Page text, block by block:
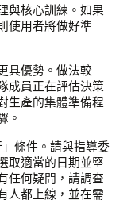
與核心訓練。如果
使用者將做好準
具優勢。做法較
成員正在評估決策
生產的集體準備程
。
條件。請與指導委
取適當的日期並堅
任何疑問，請調查
人都上線，並在需